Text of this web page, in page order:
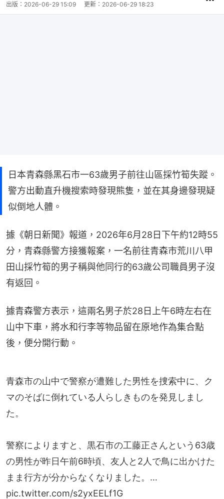
出版： 2026-06-29 15:09 更新： 2026-06-29 18:23
日本青森縣黑石市一63歲男子前往山區採竹筍失蹤。
警方出動直升機搜索時發現熊隻，並在其身邊發現疑
似倒地人體。
據《朝日新聞》報道，2026年6月28日下午約12時55
分，青森縣警方接獲報案，一名前往青森市荒川八甲
田山採竹筍的男子稱與他同行的63歲公司職員男子沒
有返回。
據青森警方表示，這兩名男子於28日上午6時左右在
山中下車，將水和行李等物品留在原地作為集合點
後，便分開行動。
マのそばに倒れている人らしきものを発見しまし
た。
の男性が昨日午前6時頃、友人と2人で鳥に出かけた
まま行方が分からなくなりました。…
pic.twitter.com/s2yxEELf1G